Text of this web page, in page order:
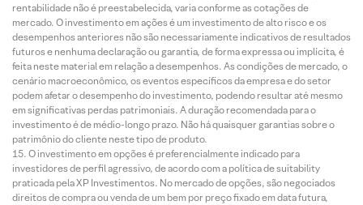
rentabilidade não é preestabelecida, varia conforme as cotações de
mercado. O investimento em ações é um investimento de alto risco e os
desempenhos anteriores não são necessariamente indicativos de resultados
futuros e nenhuma declaração ou garantia, de forma expressa ou implícita, é
feita neste material em relação a desempenhos. As condições de mercado, o
cenário macroeconômico, os eventos específicos da empresa e do setor
podem afetar o desempenho do investimento, podendo resultar até mesmo
em significativas perdas patrimoniais. A duração recomendada para o
investimento é de médio-longo prazo. Não há quaisquer garantias sobre o
patrimônio do cliente neste tipo de produto.
O investimento em opções é preferencialmente indicado para
investidores de perfil agressivo, de acordo com a política de suitability
praticada pela XP Investimentos. No mercado de opções, são negociados
direitos de compra ou venda de um bem por preço fixado em data futura,